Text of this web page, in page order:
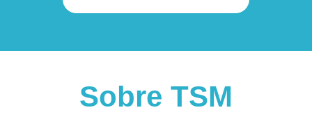
Sobre TSM